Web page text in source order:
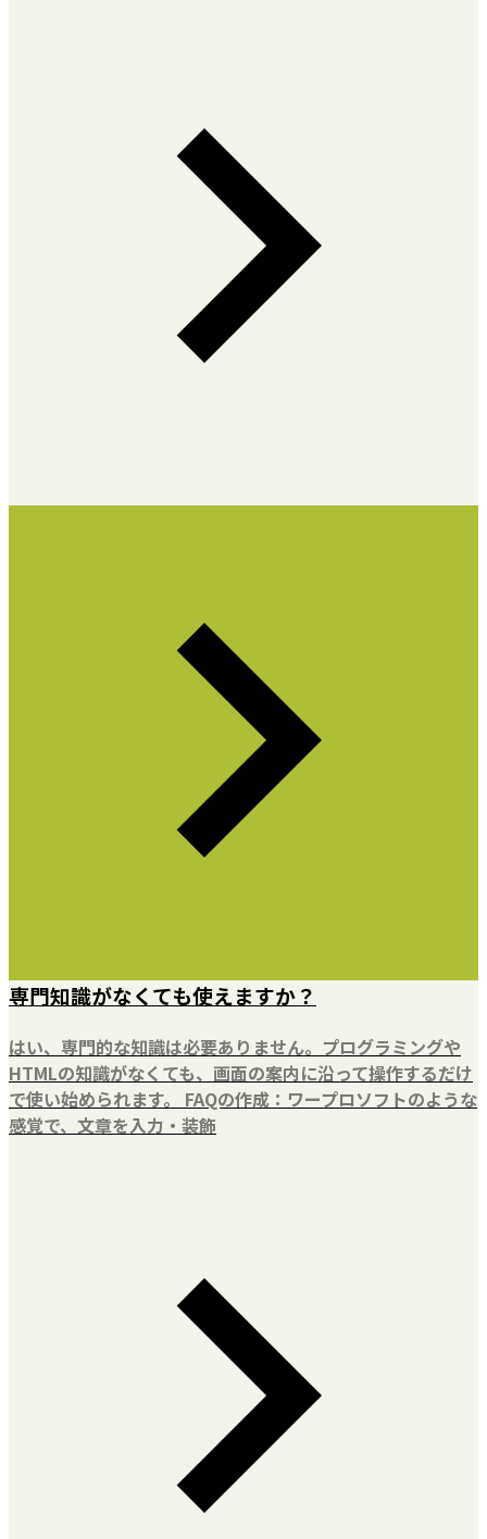
専門知識がなくても使えますか？
はい、専門的な知識は必要ありません。プログラミングや
HTMLの知識がなくても、画面の案内に沿って操作するだけ
で使い始められます。 FAQの作成：ワープロソフトのような
感覚で、文章を入力・装飾